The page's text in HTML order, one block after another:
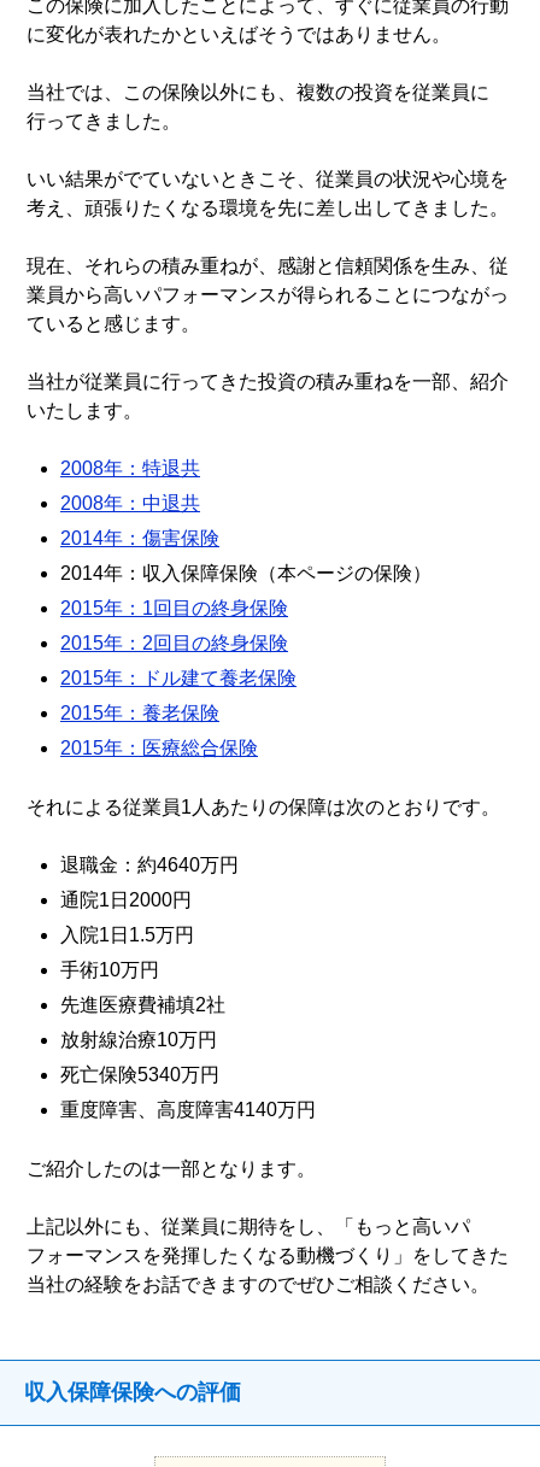
この保険に加入したことによって、すぐに従業員の行動
に変化が表れたかといえばそうではありません。
当社では、この保険以外にも、複数の投資を従業員に
行ってきました。
いい結果がでていないときこそ、従業員の状況や心境を
考え、頑張りたくなる環境を先に差し出してきました。
現在、それらの積み重ねが、感謝と信頼関係を生み、従
業員から高いパフォーマンスが得られることにつながっ
ていると感じます。
当社が従業員に行ってきた投資の積み重ねを一部、紹介
いたします。
2008年：特退共
2008年：中退共
2014年：傷害保険
2014年：収入保障保険（本ページの保険）
2015年：1回目の終身保険
2015年：2回目の終身保険
2015年：ドル建て養老保険
2015年：養老保険
2015年：医療総合保険
それによる従業員1人あたりの保障は次のとおりです。
退職金：約4640万円
通院1日2000円
入院1日1.5万円
手術10万円
先進医療費補填2社
放射線治療10万円
死亡保険5340万円
重度障害、高度障害4140万円
ご紹介したのは一部となります。
上記以外にも、従業員に期待をし、「もっと高いパ
フォーマンスを発揮したくなる動機づくり」をしてきた
当社の経験をお話できますのでぜひご相談ください。
収入保障保険への評価